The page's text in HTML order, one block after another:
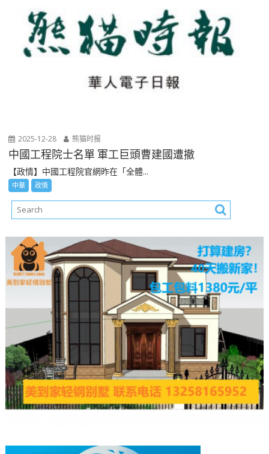
2025-12-28 熊猫时报
中國工程院士名單 軍工巨頭曹建國遭撤
【政情】中國工程院官網昨在「全體...
中華 政情